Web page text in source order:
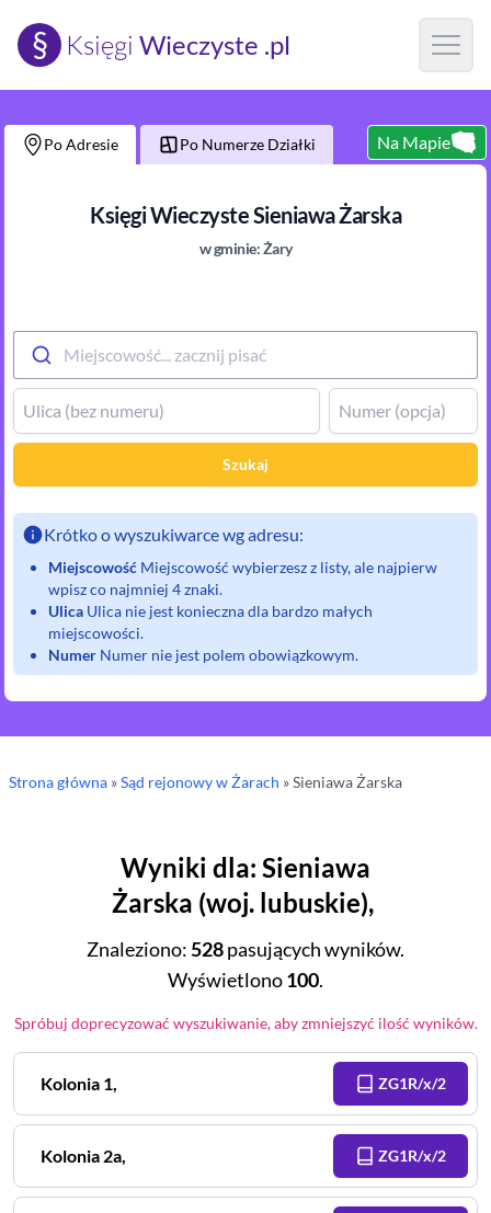
§ Księgi Wieczyste .pl Open
Po Adresie Po Numerze Działki Na Mapie
Księgi WieczysteSieniawa Żarska
w gminie:Żary
Miejscowość... zacznij pisać
Szukaj
Krótko o wyszukiwarce wg adresu:
Miejscowość Miejscowość wybierzesz z listy, ale najpierw
wpisz co najmniej 4 znaki.
Ulica Ulica nie jest konieczna dla bardzo małych
miejscowości.
Numer Numer nie jest polem obowiązkowym.
Strona główna »Sąd rejonowyw Żarach »Sieniawa Żarska
Wyniki dla: Sieniawa
Żarska (woj. lubuskie),
Znaleziono:528pasujących wyników.
Wyświetlono100.
Spróbuj doprecyzować wyszukiwanie, aby zmniejszyć ilość wyników.
Kolonia 1, ZG1R/x/2
Kolonia 2a, ZG1R/x/2